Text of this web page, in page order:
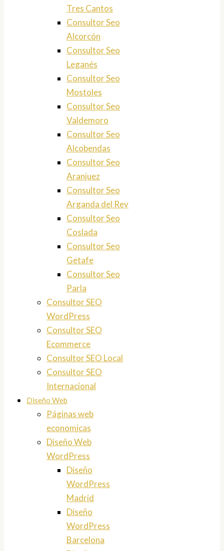
Tres Cantos
Consultor Seo
Alcorcón
Consultor Seo
Leganés
Consultor Seo
Mostoles
Consultor Seo
Valdemoro
Consultor Seo
Alcobendas
Consultor Seo
Aranjuez
Consultor Seo
Arganda del Rey
Consultor Seo
Coslada
Consultor Seo
Getafe
Consultor Seo
Parla
Consultor SEO
WordPress
Consultor SEO
Ecommerce
Consultor SEO Local
Consultor SEO
Internacional
Diseño Web
Páginas web
economicas
Diseño Web
WordPress
Diseño
WordPress
Madrid
Diseño
WordPress
Barcelona